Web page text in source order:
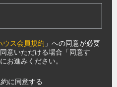
ウス会員規約 」への同意が必要
意いただける場合「同意す
お進みください。
に同意する